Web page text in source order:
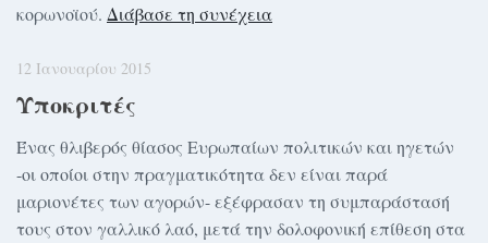
κορωνοϊού. Διάβασε τη συνέχεια
12 Ιανουαρίου 2015
Υποκριτές
Ένας θλιβερός θίασος Ευρωπαίων πολιτικών και ηγετών
-οι οποίοι στην πραγματικότητα δεν είναι παρά
μαριονέτες των αγορών- εξέφρασαν τη συμπαράστασή
τους στον γαλλικό λαό, μετά την δολοφονική επίθεση στα